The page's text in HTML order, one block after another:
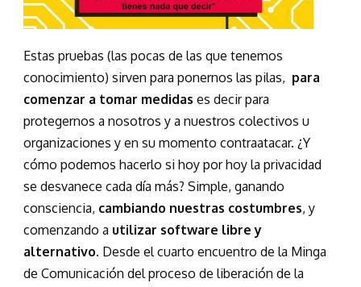
Estas pruebas (las pocas de las que tenemos
conocimiento) sirven para ponernos las pilas, para
comenzar a tomar medidas es decir para
protegernos a nosotros y a nuestros colectivos u
organizaciones y en su momento contraatacar. ¿Y
cómo podemos hacerlo si hoy por hoy la privacidad
se desvanece cada día más? Simple, ganando
consciencia, cambiando nuestras costumbres, y
comenzando a utilizar software libre y
alternativo. Desde el cuarto encuentro de la Minga
de Comunicación del proceso de liberación de la